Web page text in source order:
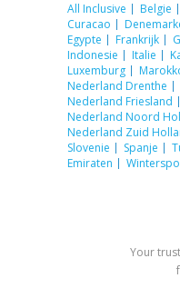
All Inclusive Belgie
Curacao
Egypte
Frankrijk
Indonesie
Italie
Luxemburg
Nederland Drenthe
Nederland Friesland
Nederland Noord
Nederland Zuid
Slovenie
Spanje
Emiraten
Your